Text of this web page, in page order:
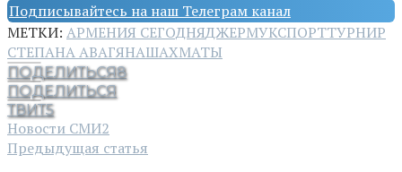
Подписывайтесь на наш Телеграм канал
МЕТКИ: АРМЕНИЯ СЕГОДНЯДЖЕРМУКСПОРТТУРНИР
СТЕПАНА АВАГЯНАШАХМАТЫ
ПОДЕЛИТЬСЯ8
ПОДЕЛИТЬСЯ
ТВИТ5
Новости СМИ2
Предыдущая статья